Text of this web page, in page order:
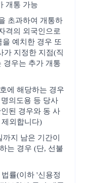
개통 가능
초과하여 개통하
격의 외국인으로
예치한 경우 또
가 지정한 지점(직
경우는 추가 개통
에 해당하는 경우
의도용 등 당사
된 경우와 동 사
외합니다)
지 남은 기간이
는 경우 (단, 선불
률(이하 '신용정